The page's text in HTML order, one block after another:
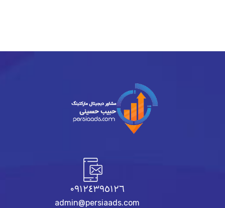
٠٩١٢٤٣٩٥١٢٦
admin@persiaads.com